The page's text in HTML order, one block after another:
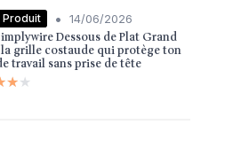
Produit • 14/06/2026
Dessous de Plat Grand
grille costaude qui protège ton
travail sans prise de tête